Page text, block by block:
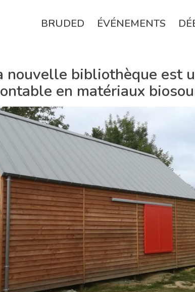
BRUDED ÉVÉNEMENTS
nouvelle bibliothèque est
en matériaux